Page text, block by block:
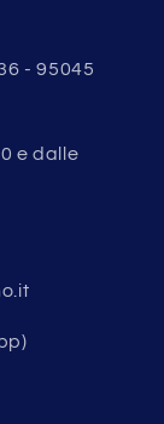
- 95045
e dalle